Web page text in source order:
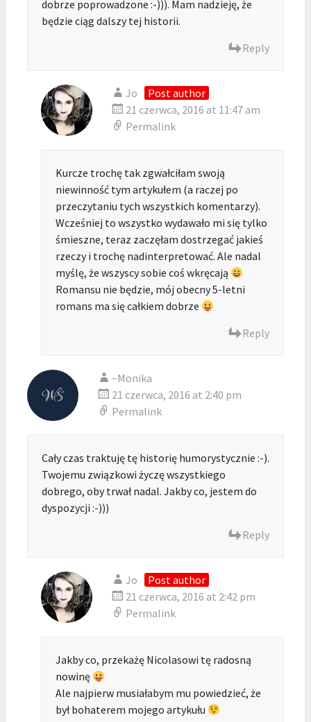
dobrze poprowadzone :-))). Mam nadzieję, że
będzie ciąg dalszy tej historii.
Reply
Jo
Post author
21 czerwca, 2016 at 11:47 am
Permalink
Kurcze trochę tak zgwałciłam swoją
niewinność tym artykułem (a raczej po
przeczytaniu tych wszystkich komentarzy).
Wcześniej to wszystko wydawało mi się tylko
śmieszne, teraz zaczęłam dostrzegać jakieś
rzeczy i trochę nadinterpretować. Ale nadal
myślę, że wszyscy sobie coś wkręcają
Romansu nie będzie, mój obecny 5-letni
romans ma się całkiem dobrze
Reply
~Monika
21 czerwca, 2016 at 2:40 pm
Permalink
Cały czas traktuję tę historię humorystycznie :-).
Twojemu związkowi życzę wszystkiego
dobrego, oby trwał nadal. Jakby co, jestem do
dyspozycji :-)))
Reply
Jo
Post author
21 czerwca, 2016 at 2:42 pm
Permalink
Jakby co, przekażę Nicolasowi tę radosną
nowinę
Ale najpierw musiałabym mu powiedzieć, że
był bohaterem mojego artykułu